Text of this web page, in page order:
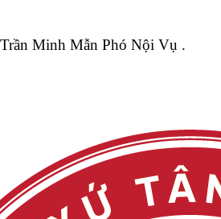
Minh Mẫn Phó Nội Vụ .